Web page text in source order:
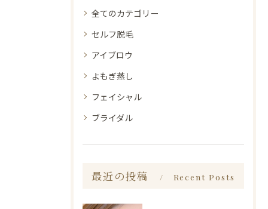
全てのカテゴリー
セルフ脱毛
アイブロウ
よもぎ蒸し
フェイシャル
ブライダル
最近の投稿 Recent Posts